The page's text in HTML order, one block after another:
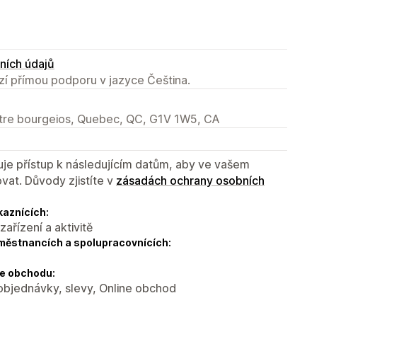
údajů
přímou podporu v jazyce Čeština.
bourgeios, Quebec, QC, G1V 1W5, CA
přístup k následujícím datům, aby ve vašem
Důvody zjistíte v zásadách ochrany osobních
a aktivitě
a spolupracovnících:
obchodu:
slevy, Online obchod